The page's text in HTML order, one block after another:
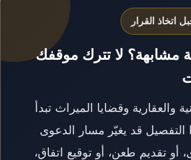
اتخاذ القرار
لا تترك موقفك
والعقارية وقضايا الميراث تبدأ
قد يغيّر مسار الدعوى
أو تقديم طعن، أو توقيع اتفاق،